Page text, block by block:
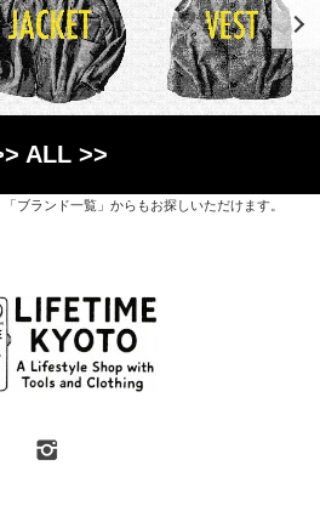
ALL >>
ブランド一覧」からもお探しいただけます。
ンアイテムが中心の
イルショップです。
町21（1階と2階）
日曜